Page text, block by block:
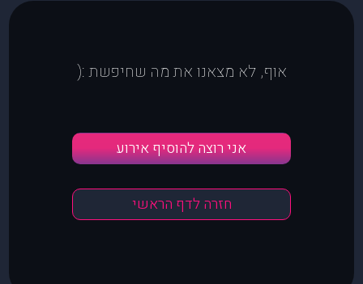
אוף, לא מצאנו את מה שחיפשת :(
אני רוצה להוסיף אירוע
חזרה לדף הראשי